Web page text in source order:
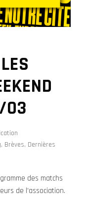
03
, Brèves, Dernières
des matchs
de l'association.